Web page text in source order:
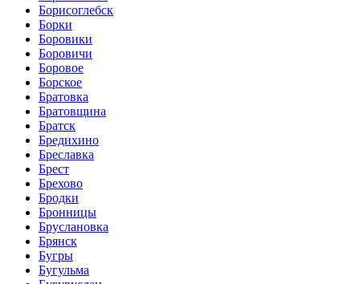
Борисоглебск
Борки
Боровики
Боровичи
Боровое
Борское
Братовка
Братовщина
Братск
Бредихино
Бреславка
Брест
Брехово
Бродки
Бронницы
Бруслановка
Брянск
Бугры
Бугульма